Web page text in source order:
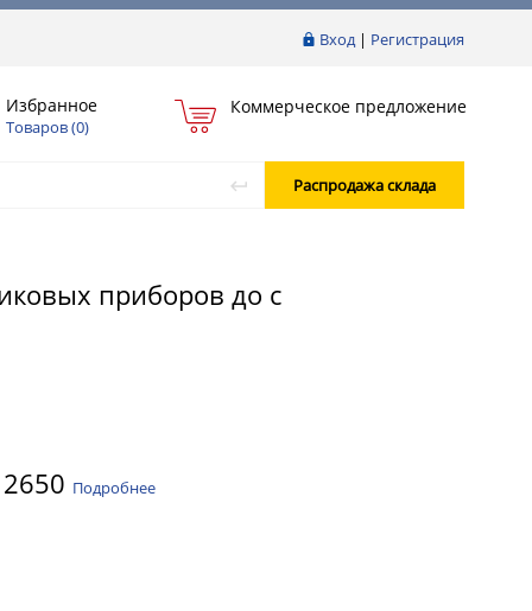
Вход| Регистрация
Избранное
Товаров (0)
Коммерческое предложение
Распродажа склада
приборов до с
Подробнее